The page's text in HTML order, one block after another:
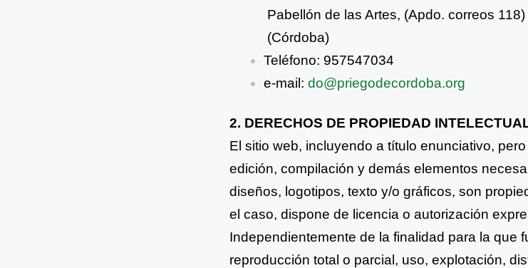
Pabellón de las Artes, (Apdo. correos
(Córdoba)
Teléfono: 957547034
e-mail: do@priegodecordoba.org
2. DERECHOS DE PROPIEDAD
El sitio web, incluyendo a título enunciativo,
edición, compilación y demás elementos
diseños, logotipos, texto y/o gráficos, son
el caso, dispone de licencia o autorización
Independientemente de la finalidad para la que
reproducción total o parcial, uso, explotación,